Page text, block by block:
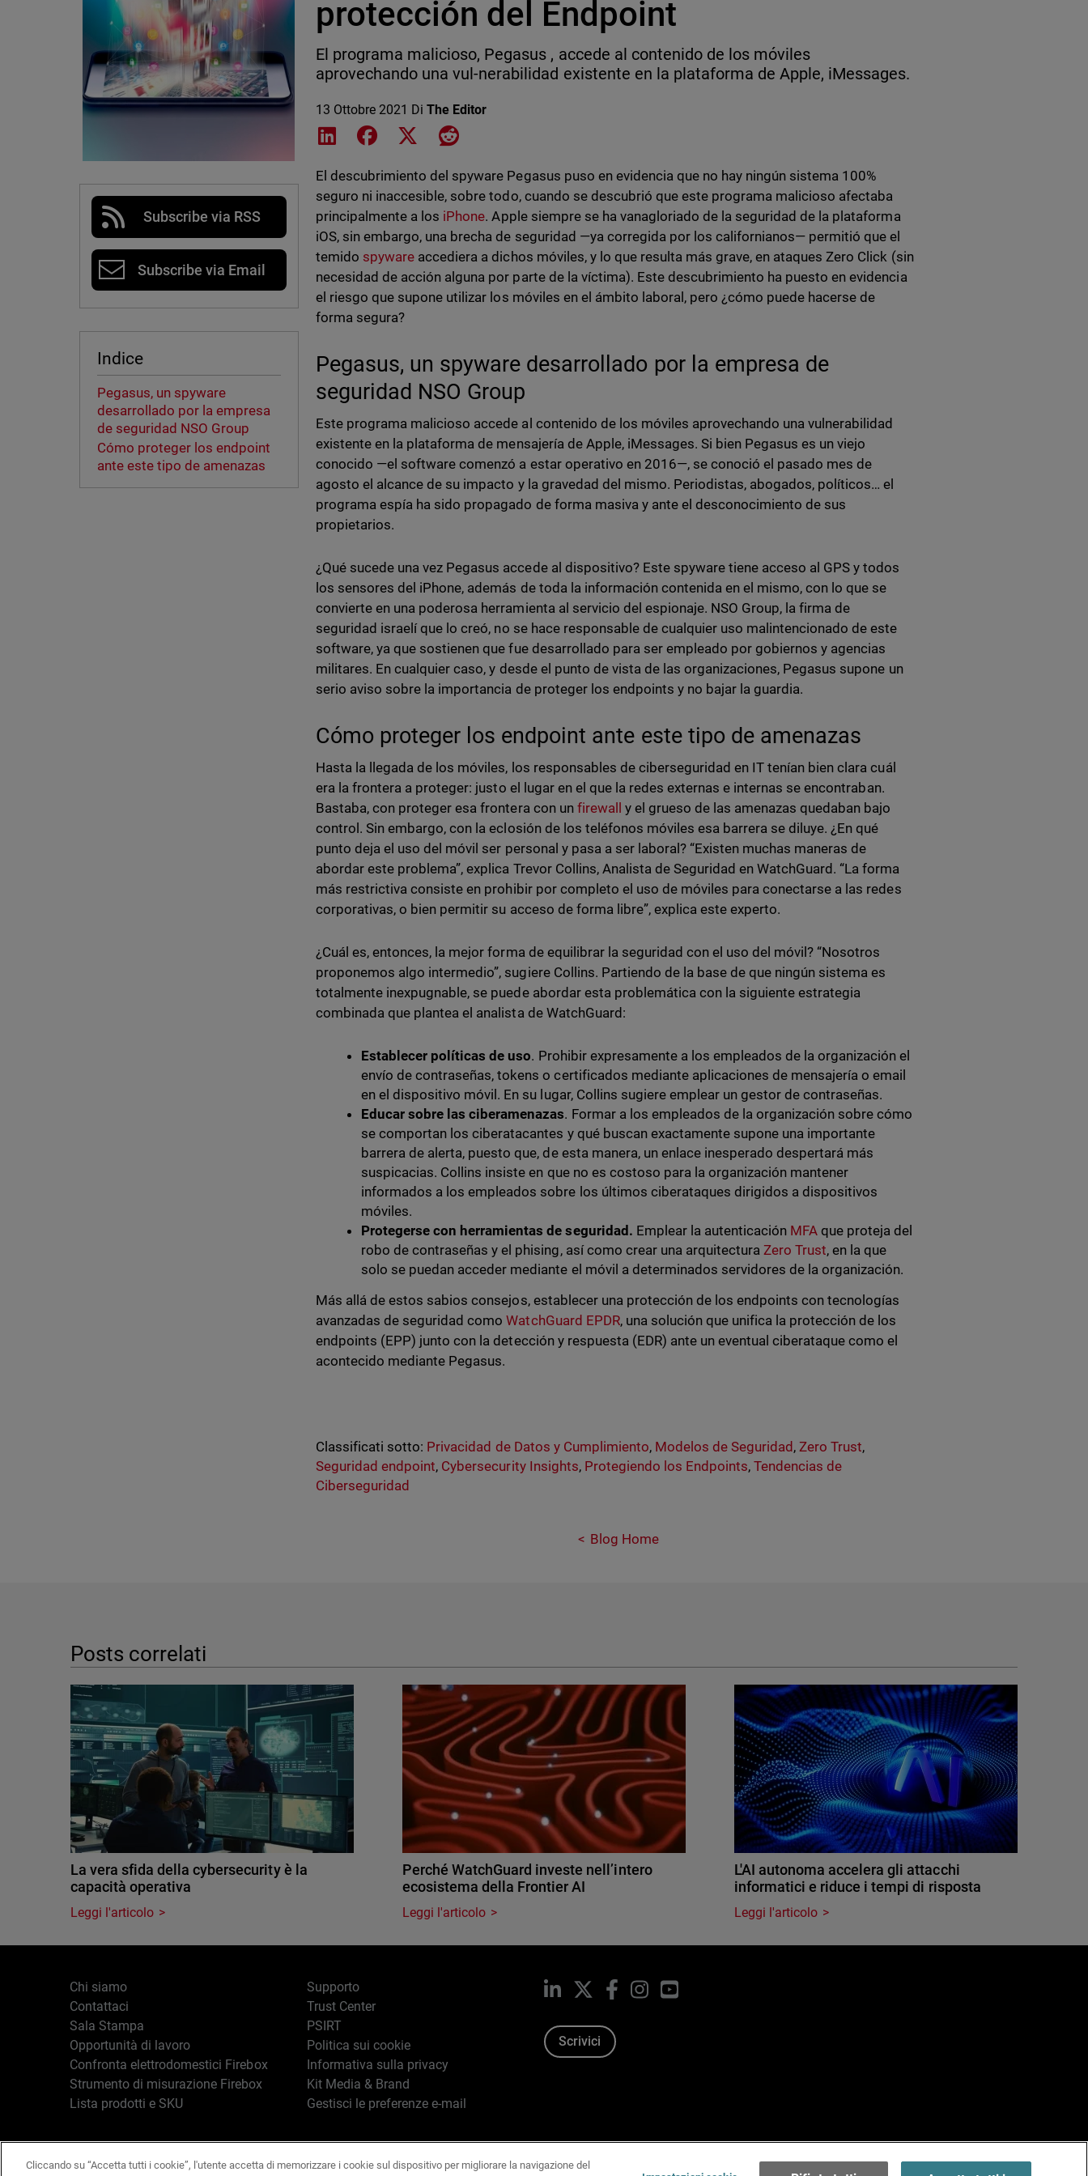
Subscribe via RSS
Subscribe via Email
Indice
Pegasus, un spyware
desarrollado por la empresa
de seguridad NSO Group
Cómo proteger los endpoint
ante este tipo de amenazas
protección del Endpoint
El programa malicioso, Pegasus , accede al contenido de los móviles
aprovechando una vul-nerabilidad existente en la plataforma de Apple, iMessages.
13 Ottobre 2021 DiThe Editor
Share on LinkedIn
Share on Facebook
Share on XShare on Reddit
El descubrimiento del spyware Pegasus puso en evidencia que no hay ningún sistema 100%
seguro ni inaccesible, sobre todo, cuando se descubrió que este programa malicioso afectaba
principalmente a los iPhone. Apple siempre se ha vanagloriado de la seguridad de la plataforma
iOS, sin embargo, una brecha de seguridad —ya corregida por los californianos— permitió que el
temido spyware accediera a dichos móviles, y lo que resulta más grave, en ataques Zero Click (sin
necesidad de acción alguna por parte de la víctima). Este descubrimiento ha puesto en evidencia
el riesgo que supone utilizar los móviles en el ámbito laboral, pero ¿cómo puede hacerse de
forma segura?
Pegasus, un spyware desarrollado por la empresa de
seguridad NSO Group
Este programa malicioso accede al contenido de los móviles aprovechando una vulnerabilidad
existente en la plataforma de mensajería de Apple, iMessages. Si bien Pegasus es un viejo
conocido —el software comenzó a estar operativo en 2016—, se conoció el pasado mes de
agosto el alcance de su impacto y la gravedad del mismo. Periodistas, abogados, políticos… el
programa espía ha sido propagado de forma masiva y ante el desconocimiento de sus
propietarios.
¿Qué sucede una vez Pegasus accede al dispositivo? Este spyware tiene acceso al GPS y todos
los sensores del iPhone, además de toda la información contenida en el mismo, con lo que se
convierte en una poderosa herramienta al servicio del espionaje. NSO Group, la firma de
seguridad israelí que lo creó, no se hace responsable de cualquier uso malintencionado de este
software, ya que sostienen que fue desarrollado para ser empleado por gobiernos y agencias
militares. En cualquier caso, y desde el punto de vista de las organizaciones, Pegasus supone un
serio aviso sobre la importancia de proteger los endpoints y no bajar la guardia.
Cómo proteger los endpoint ante este tipo de amenazas
Hasta la llegada de los móviles, los responsables de ciberseguridad en IT tenían bien clara cuál
era la frontera a proteger: justo el lugar en el que la redes externas e internas se encontraban.
Bastaba, con proteger esa frontera con un firewall y el grueso de las amenazas quedaban bajo
control. Sin embargo, con la eclosión de los teléfonos móviles esa barrera se diluye. ¿En qué
punto deja el uso del móvil ser personal y pasa a ser laboral? “Existen muchas maneras de
abordar este problema”, explica Trevor Collins, Analista de Seguridad en WatchGuard. “La forma
más restrictiva consiste en prohibir por completo el uso de móviles para conectarse a las redes
corporativas, o bien permitir su acceso de forma libre”, explica este experto.
¿Cuál es, entonces, la mejor forma de equilibrar la seguridad con el uso del móvil? “Nosotros
proponemos algo intermedio”, sugiere Collins. Partiendo de la base de que ningún sistema es
totalmente inexpugnable, se puede abordar esta problemática con la siguiente estrategia
combinada que plantea el analista de WatchGuard:
Establecer pol íticas de uso. Prohibir expresamente a los empleados de la organización el
envío de contraseñas, tokens o certificados mediante aplicaciones de mensajería o email
en el dispositivo móvil. En su lugar, Collins sugiere emplear un gestor de contraseñas.
Educar sobre las ciberamenazas. Formar a los empleados de la organización sobre cómo
se comportan los ciberatacantes y qué buscan exactamente supone una importante
barrera de alerta, puesto que, de esta manera, un enlace inesperado despertará más
suspicacias. Collins insiste en que no es costoso para la organización mantener
informados a los empleados sobre los últimos ciberataques dirigidos a dispositivos
móviles.
Protegerse con herramientas de seguridad. Emplear la autenticación MFA que proteja del
robo de contraseñas y el phising, así como crear una arquitecturaZero Trust, en la que
solo se puedan acceder mediante el móvil a determinados servidores de la organización.
Más allá de estos sabios consejos, establecer una protección de los endpoints con tecnologías
avanzadas de seguridad comoWatchGuard EPDR, una solución que unifica la protección de los
endpoints (EPP) junto con la detección y respuesta (EDR) ante un eventual ciberataque como el
acontecido mediante Pegasus.
Classificati sotto: Privacidad de Datos y Cumplimiento, Modelos de Seguridad ,Zero Trust,
Seguridad endpoint, Cybersecurity Insights, Protegiendo los Endpoints,Tendencias de
Ciberseguridad
Blog Home
Posts correlati
La vera sfida della cybersecurity è la
capacità operativa
Leggi l'articolo
Perché WatchGuard investe nell’intero
ecosistema della Frontier AI
Leggi l'articolo
L'AI autonoma accelera gli attacchi
informatici e riduce i tempi di risposta
Leggi l'articolo
Chi siamo
Contattaci
Sala Stampa
Opportunità di lavoro
Confronta elettrodomestici Firebox
Strumento di misurazione Firebox
Lista prodotti e SKU
Supporto
Trust Center
PSIRT
Politica sui cookie
Informativa sulla privacy
Kit Media & Brand
Gestisci le preferenze e-mail
LinkedIn Facebook
InstagramYouTube
Scrivici
Italiano
Cliccando su “Accetta tutti i cookie”, l'utente accetta di memorizzare i cookie sul dispositivo per migliorare la navigazione del